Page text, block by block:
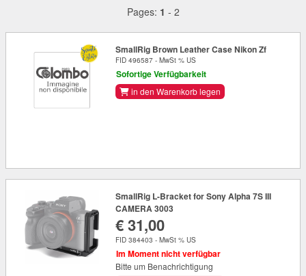
Pages: 1 - 2
SmallRig Brown Leather Case Nikon Zf
FID 496587 - MwSt % US
Sofortige Verfügbarkeit
in den Warenkorb legen
SmallRig L-Bracket for Sony Alpha 7S III
CAMERA 3003
€ 31,00
FID 384403 - MwSt % US
Im Moment nicht verfügbar
Bitte um Benachrichtigung